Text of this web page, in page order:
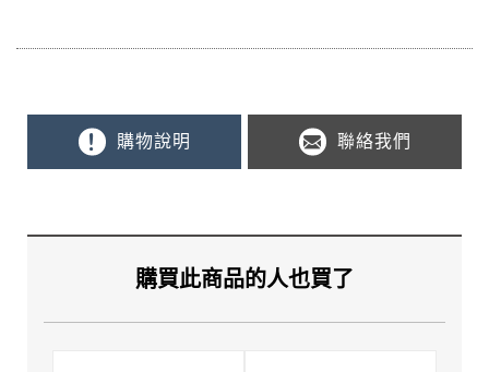
購物說明 聯絡我們
購買此商品的人也買了